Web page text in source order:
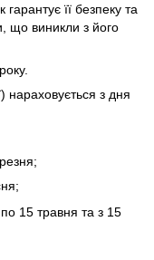
її безпеку та
що виникли з його
нараховується з дня
15 травня та з 15